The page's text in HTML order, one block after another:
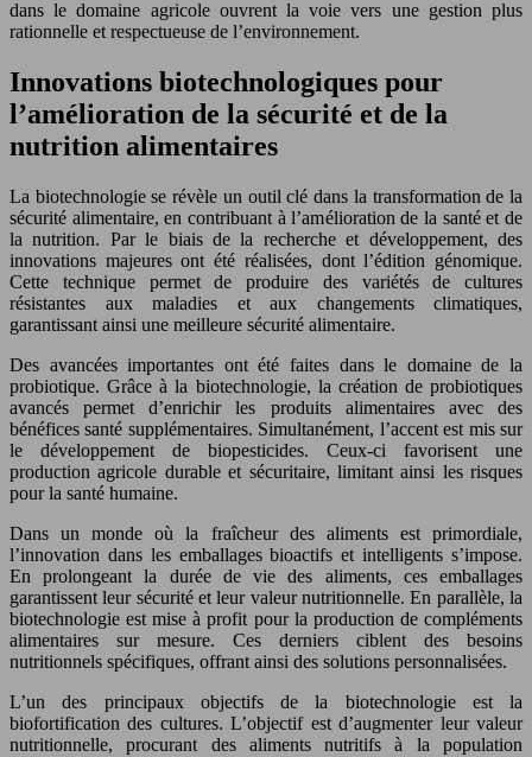
dans le domaine agricole ouvrent la voie vers une gestion plus
rationnelle et respectueuse de l’environnement.
Innovations biotechnologiques pour
l’amélioration de la sécurité et de la
nutrition alimentaires
La biotechnologie se révèle un outil clé dans la transformation de la
sécurité alimentaire, en contribuant à l’amélioration de la santé et de
la nutrition. Par le biais de la recherche et développement, des
innovations majeures ont été réalisées, dont l’édition génomique.
Cette technique permet de produire des variétés de cultures
résistantes aux maladies et aux changements climatiques,
garantissant ainsi une meilleure sécurité alimentaire.
Des avancées importantes ont été faites dans le domaine de la
probiotique. Grâce à la biotechnologie, la création de probiotiques
avancés permet d’enrichir les produits alimentaires avec des
bénéfices santé supplémentaires. Simultanément, l’accent est mis sur
le développement de biopesticides. Ceux-ci favorisent une
production agricole durable et sécuritaire, limitant ainsi les risques
pour la santé humaine.
Dans un monde où la fraîcheur des aliments est primordiale,
l’innovation dans les emballages bioactifs et intelligents s’impose.
En prolongeant la durée de vie des aliments, ces emballages
garantissent leur sécurité et leur valeur nutritionnelle. En parallèle, la
biotechnologie est mise à profit pour la production de compléments
alimentaires sur mesure. Ces derniers ciblent des besoins
nutritionnels spécifiques, offrant ainsi des solutions personnalisées.
L’un des principaux objectifs de la biotechnologie est la
biofortification des cultures. L’objectif est d’augmenter leur valeur
nutritionnelle, procurant des aliments nutritifs à la population